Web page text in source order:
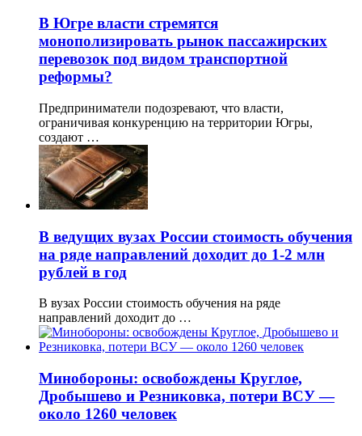
В Югре власти стремятся
монополизировать рынок пассажирских
перевозок под видом транспортной
реформы?
Предприниматели подозревают, что власти,
ограничивая конкуренцию на территории Югры,
создают …
В ведущих вузах России стоимость обучения
на ряде направлений доходит до 1-2 млн
рублей в год
В вузах России стоимость обучения на ряде
направлений доходит до …
Минобороны: освобождены Круглое,
Дробышево и Резниковка, потери ВСУ —
около 1260 человек